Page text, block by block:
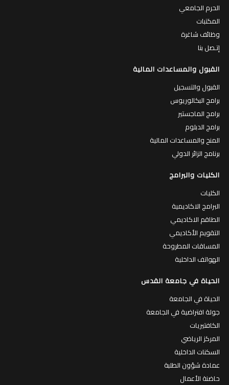
الحرم الجامعي
المكتبات
وظائف شاغرة
إتـصل بنا
القبول والمساعدات المالية
القبول والتسجيل
برامج البكالوريوس
برامج الماجستير
برامج الدبلوم
المنح والمساعدات المالية
برنامج الزائر الدولي
الكليات والبرامج
الكليات
البرامج الاكاديمية
الطاقم الاكاديمي
التقويم الأكاديمي
المساقات المطروحة
الهواتف الداخلية
الحياة في جامعة القدس
الحياة في الجامعة
جولة افتراضية في الجامعة
الكافتيريات
المركز الرياضي
السكنات الداخلية
عمادة شؤون الطلبة
حاضنة الأعمال